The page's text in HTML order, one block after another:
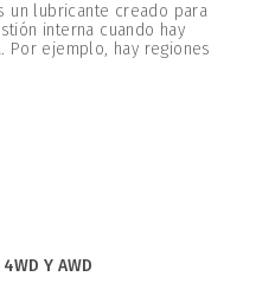
un lubricante creado para
interna cuando hay
Por ejemplo, hay regiones
Y AWD